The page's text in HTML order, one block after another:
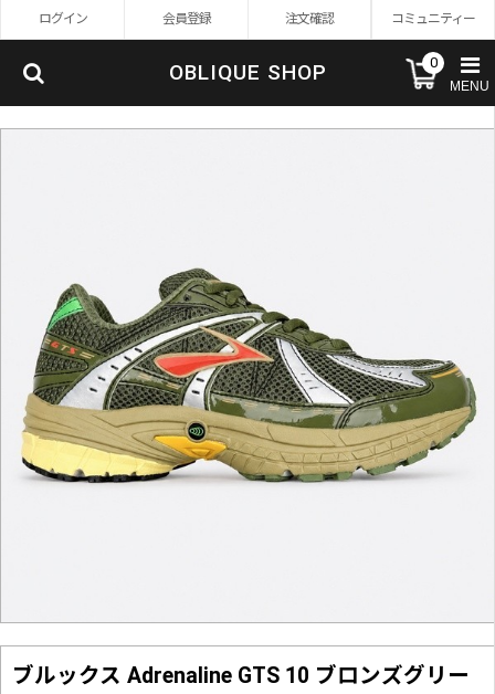
ログイン 会員登録 注文確認 コミュニティー
OBLIQUE SHOP 0
MENU
ブルックス Adrenaline GTS 10 ブロンズグリー